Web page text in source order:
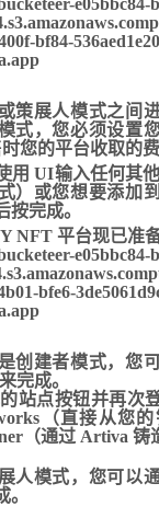
或策展人模式之间
式，您必须设置
您的平台收取的费
用 UI输入任何其
） 或您想要添加
按完成。
NFT 平台现已准
创建者模式，您
来完成。
站点按钮并再次
（直接从您
（通过 Artiva 铸
人模式，您可以
。